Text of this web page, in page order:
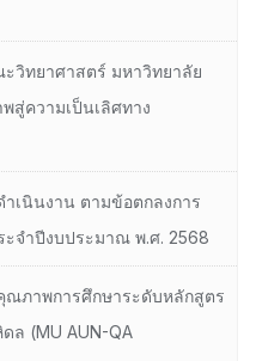
วิทยาศาสตร์ มหาวิทยาลัย
สู่ความเป็นเลิศทาง
เนินงาน ตามข้อตกลงการ
จำปีงบประมาณ พ.ศ. 2568
ณภาพการศึกษาระดับหลักสูตร
ล (MU AUN-QA